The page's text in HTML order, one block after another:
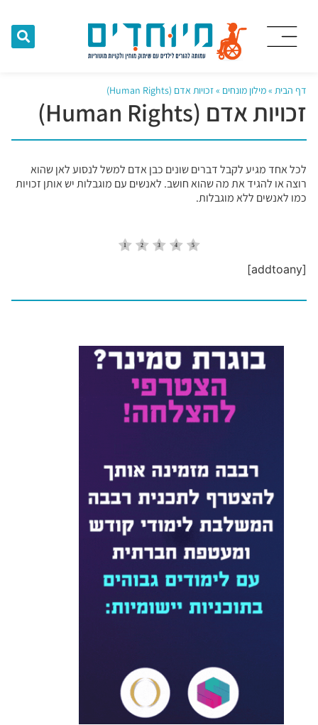
דף הבית »מילון מונחים »זכויות אדם (Human Rights)
זכויות אדם (Human Rights)
לכל אחד מגיע לקבל דברים שונים כבן אדם למשל לנסוע לאן שהוא
רוצה או להגיד את מה שהוא חושב. לאנשים עם מוגבלות יש אותן זכויות
כמו לאנשים ללא מוגבלות.
[addtoany]